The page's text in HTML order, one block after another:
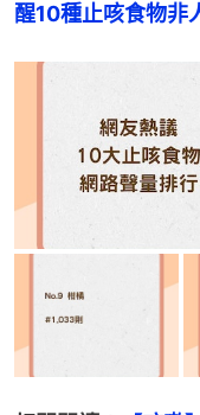
醒10種止咳食物非